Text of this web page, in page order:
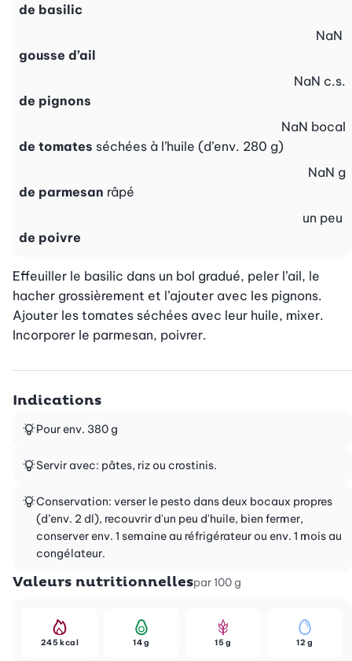
de basilic
gousse d’ail
NaN
de pignons
NaN c.s.
de tomates séchées à l’huile (d’env. 280 g)
NaN bocal
de parmesan râpé
NaN g
de poivre
un peu
Effeuiller le basilic dans un bol gradué, peler l’ail, le
hacher grossièrement et l’ajouter avec les pignons.
Ajouter les tomates séchées avec leur huile, mixer.
Incorporer le parmesan, poivrer.
Indications
Pour env. 380 g
Servir avec: pâtes, riz ou crostinis.
Conservation: verser le pesto dans deux bocaux propres
(d’env. 2 dl), recouvrir d'un peu d'huile, bien fermer,
conserver env. 1 semaine au réfrigérateur ou env. 1 mois au
congélateur.
Valeurs nutritionnellespar 100 g
245 kcal 14 g 15 g 12 g